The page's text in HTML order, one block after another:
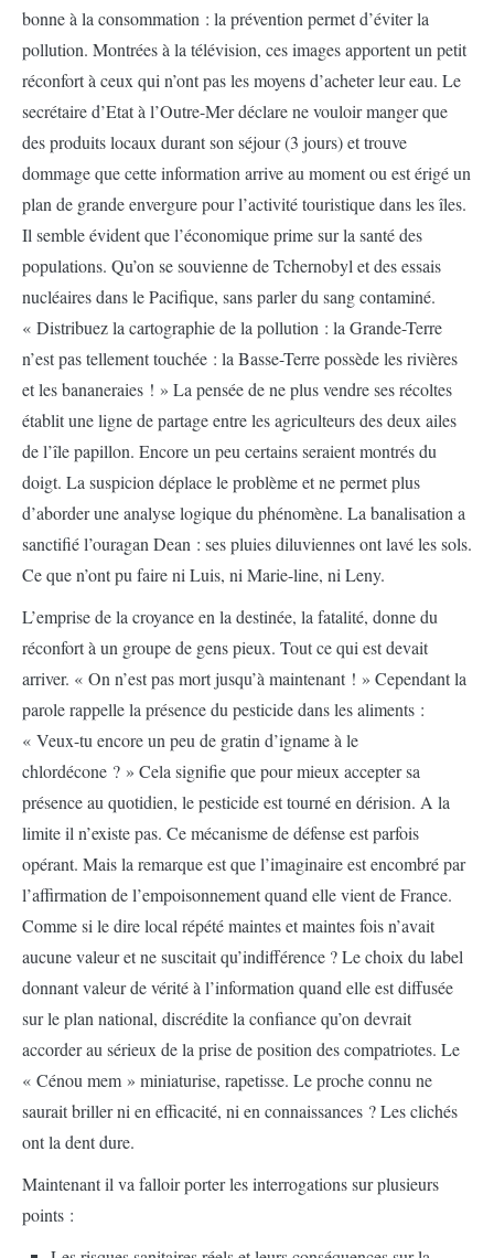
bonne à la consommation : la prévention permet d’éviter la
pollution. Montrées à la télévision, ces images apportent un petit
réconfort à ceux qui n’ont pas les moyens d’acheter leur eau. Le
secrétaire d’Etat à l’Outre-Mer déclare ne vouloir manger que
des produits locaux durant son séjour (3 jours) et trouve
dommage que cette information arrive au moment ou est érigé un
plan de grande envergure pour l’activité touristique dans les îles.
Il semble évident que l’économique prime sur la santé des
populations. Qu’on se souvienne de Tchernobyl et des essais
nucléaires dans le Pacifique, sans parler du sang contaminé.
« Distribuez la cartographie de la pollution : la Grande-Terre
n’est pas tellement touchée : la Basse-Terre possède les rivières
et les bananeraies ! » La pensée de ne plus vendre ses récoltes
établit une ligne de partage entre les agriculteurs des deux ailes
de l’île papillon. Encore un peu certains seraient montrés du
doigt. La suspicion déplace le problème et ne permet plus
d’aborder une analyse logique du phénomène. La banalisation a
sanctifié l’ouragan Dean : ses pluies diluviennes ont lavé les sols.
Ce que n’ont pu faire ni Luis, ni Marie-line, ni Leny.
L’emprise de la croyance en la destinée, la fatalité, donne du
réconfort à un groupe de gens pieux. Tout ce qui est devait
arriver. « On n’est pas mort jusqu’à maintenant ! » Cependant la
parole rappelle la présence du pesticide dans les aliments :
« Veux-tu encore un peu de gratin d’igname à le
chlordécone ? » Cela signifie que pour mieux accepter sa
présence au quotidien, le pesticide est tourné en dérision. A la
limite il n’existe pas. Ce mécanisme de défense est parfois
opérant. Mais la remarque est que l’imaginaire est encombré par
l’affirmation de l’empoisonnement quand elle vient de France.
Comme si le dire local répété maintes et maintes fois n’avait
aucune valeur et ne suscitait qu’indifférence ? Le choix du label
donnant valeur de vérité à l’information quand elle est diffusée
sur le plan national, discrédite la confiance qu’on devrait
accorder au sérieux de la prise de position des compatriotes. Le
« Cénou mem » miniaturise, rapetisse. Le proche connu ne
saurait briller ni en efficacité, ni en connaissances ? Les clichés
ont la dent dure.
Maintenant il va falloir porter les interrogations sur plusieurs
points :